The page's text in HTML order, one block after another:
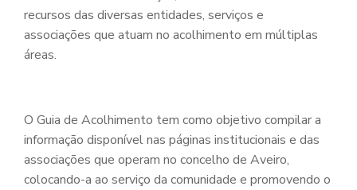
recursos das diversas entidades, serviços e
associações que atuam no acolhimento em múltiplas
áreas.
O Guia de Acolhimento tem como objetivo compilar a
informação disponível nas páginas institucionais e das
associações que operam no concelho de Aveiro,
colocando-a ao serviço da comunidade e promovendo o